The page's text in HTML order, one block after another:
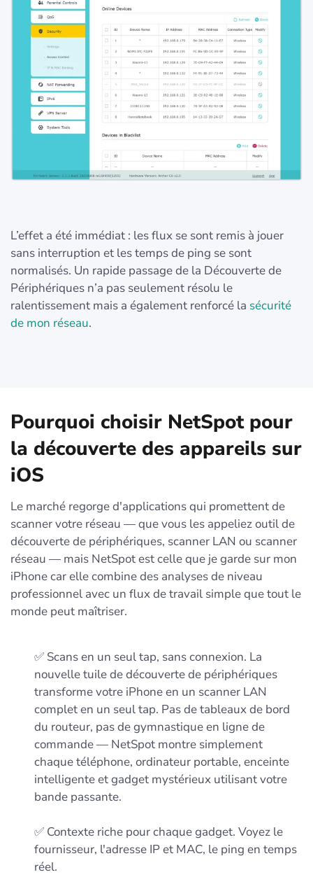
L’effet a été immédiat : les flux se sont remis à jouer
sans interruption et les temps de ping se sont
normalisés. Un rapide passage de la Découverte de
Périphériques n’a pas seulement résolu le
ralentissement mais a également renforcé la sécurité
de mon réseau.
Pourquoi choisir NetSpot pour
la découverte des appareils sur
iOS
Le marché regorge d'applications qui promettent de
scanner votre réseau — que vous les appeliez outil de
découverte de périphériques, scanner LAN ou scanner
réseau — mais NetSpot est celle que je garde sur mon
iPhone car elle combine des analyses de niveau
professionnel avec un flux de travail simple que tout le
monde peut maîtriser.
✅ Scans en un seul tap, sans connexion. La
nouvelle tuile de découverte de périphériques
transforme votre iPhone en un scanner LAN
complet en un seul tap. Pas de tableaux de bord
du routeur, pas de gymnastique en ligne de
commande — NetSpot montre simplement
chaque téléphone, ordinateur portable, enceinte
intelligente et gadget mystérieux utilisant votre
bande passante.
✅ Contexte riche pour chaque gadget. Voyez le
fournisseur, l'adresse IP et MAC, le ping en temps
réel.